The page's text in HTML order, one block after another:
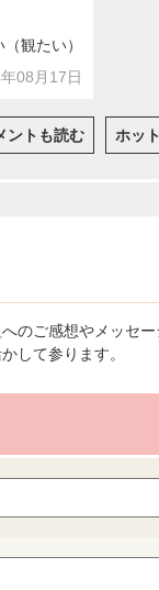
観たい）
08月17日
ントも読む ホッ
のご感想やメッセ
して参ります。